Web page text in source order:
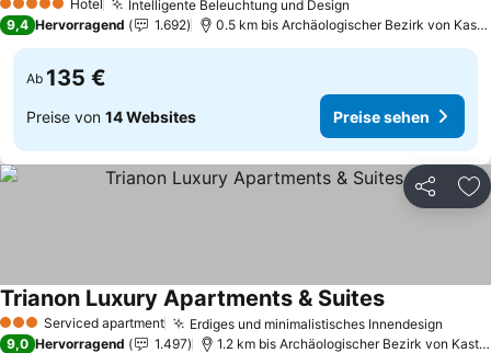
5 Sterne Hotel Intelligente Beleuchtung und Design
9,4 Hervorragend 1.692 0.5 km bis Archäologischer Bezirk von
Ab 135 €
Preise von 14 Websites Preise sehen
Teilen
3 SterneServiced apartment Erdiges und minimalistisches Innendesign
Trianon Luxury Apartments & SuitesPreise sehen
9,0 Hervorragend 1.497 1.2 km bis Archäologischer Bezirk von